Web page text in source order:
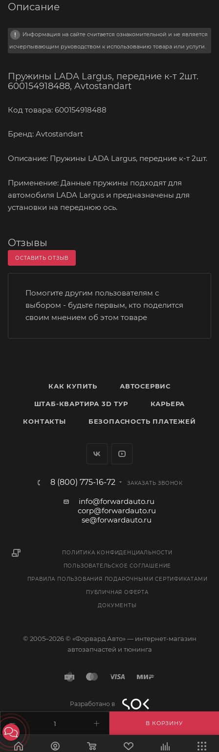
В КОРЗИНУ
Описание
Информация на сайте считается ознакомительной и не является
исчерпывающим руководством к использованию товара или услуги.
Пружины LADA Largus, передние к-т 2шт.
600154918488, Avtostandart
Код товара: 600154918488
Бренд: Avtostandart
Описание: Пружины LADA Largus, передние к-т 2шт.
Применение: Данные пружины подходят для
автомобиля LADA Largus и предназначены для
установки на переднюю ось.
Отзывы
ОСТАВИТЬ ОТЗЫВ
Помогите другим пользователям с
выбором - будьте первым, кто поделится
своим мнением об этом товаре
КАК КУПИТЬ АВТОСЕРВИС
ШТАБ-КВАРТИРА 3D ТУР КАРЬЕРА
КОНТАКТЫ БЕЗОПАСНОСТЬ ПЛАТЕЖЕЙ
8 (800) 775-16-72 ЗАКАЗАТЬ ЗВОНОК
info@forwardauto.ru
corp@forwardauto.ru
se@forwardauto.ru
ПОЛИТИКА КОНФИДЕНЦИАЛЬНОСТИ
ПОЛЬЗОВАТЕЛЬСКОЕ СОГЛАШЕНИЕ
ПРАВИЛА ПОЛЬЗОВАНИЯ ПОДАРОЧНЫМИ СЕРТИФИКАТАМИ
ПУБЛИЧНАЯ ОФЕРТА
ДОКУМЕНТЫ
© 2005–2026 © «Форвард Авто» — интернет-магазин
автозапчастей и тюнинга
Разработано в